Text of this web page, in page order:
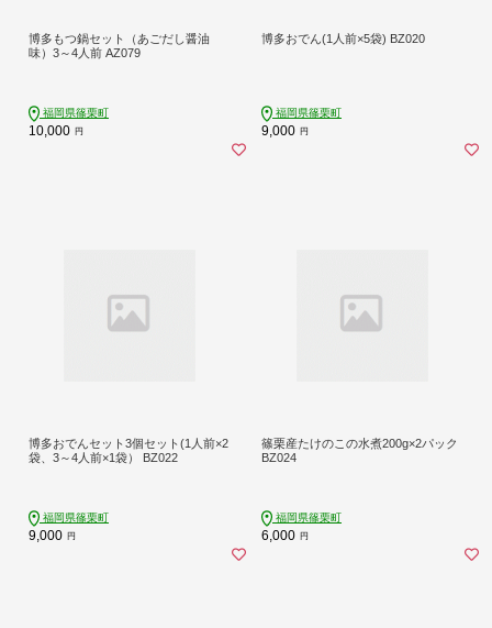
博多もつ鍋セット（あごだし醤油
味）3～4人前 AZ079
福岡県篠栗町
10,000 円
博多おでん(1人前×5袋) BZ020
福岡県篠栗町
9,000 円
博多おでんセット3個セット(1人前×2
袋、3～4人前×1袋） BZ022
福岡県篠栗町
9,000 円
篠栗産たけのこの水煮200g×2パック
BZ024
福岡県篠栗町
6,000 円